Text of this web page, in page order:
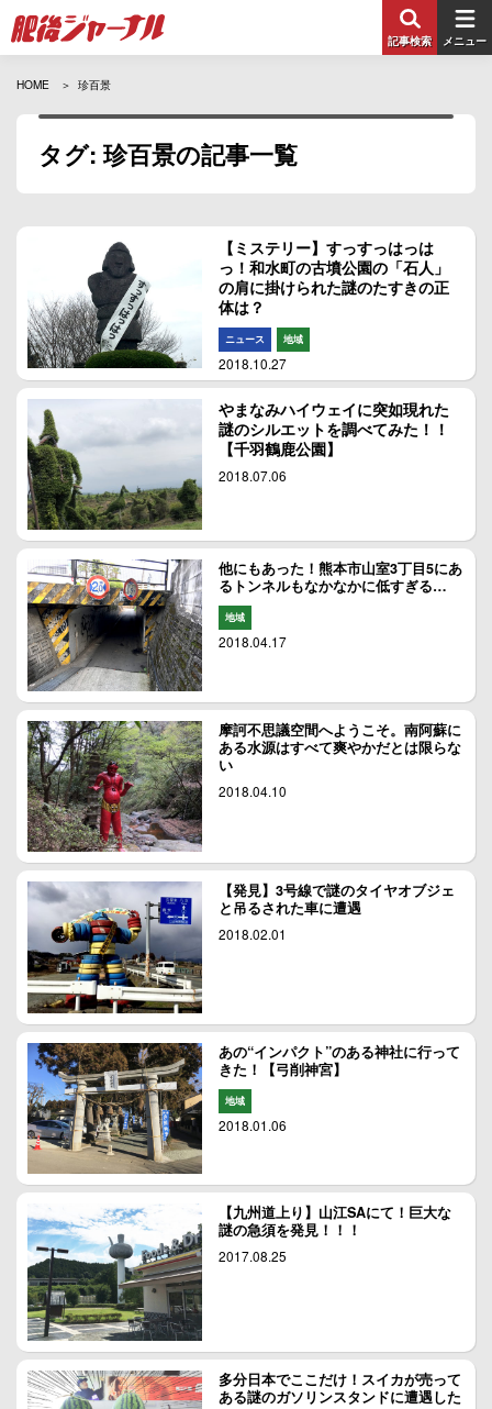
記事検索 メニュー
HOME 珍百景
タグ: 珍百景の記事一覧
【ミステリー】すっすっはっは
っ！和水町の古墳公園の「石人」
の肩に掛けられた謎のたすきの正
体は？
ニュース 地域
2018.10.27
やまなみハイウェイに突如現れた
謎のシルエットを調べてみた！！
【千羽鶴鹿公園】
2018.07.06
他にもあった！熊本市山室3丁目5にあ
るトンネルもなかなかに低すぎる…
地域
2018.04.17
摩訶不思議空間へようこそ。南阿蘇に
ある水源はすべて爽やかだとは限らな
い
2018.04.10
【発見】3号線で謎のタイヤオブジェ
と吊るされた車に遭遇
2018.02.01
あの“インパクト”のある神社に行って
きた！【弓削神宮】
地域
2018.01.06
【九州道上り】山江SAにて！巨大な
謎の急須を発見！！！
2017.08.25
多分日本でここだけ！スイカが売って
ある謎のガソリンスタンドに遭遇した